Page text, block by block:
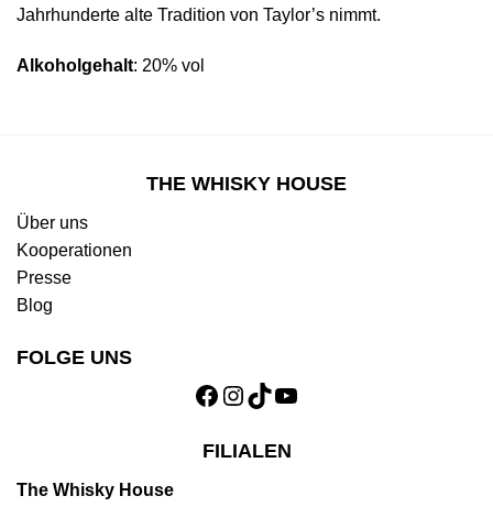
Jahrhunderte alte Tradition von Taylor’s nimmt.
Alkoholgehalt: 20% vol
THE WHISKY HOUSE
Über uns
Kooperationen
Presse
Blog
FOLGE UNS
Facebook
Instagram
TikTokYouTube
FILIALEN
The Whisky House